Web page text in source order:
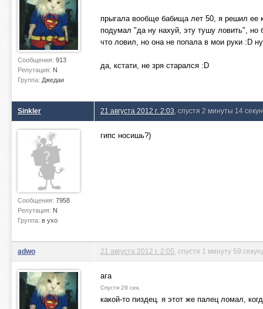
Сообщения: 913
Репутация: N
Группа: Джедаи
прыгала вообще бабища лет 50, я решил ее
подумал "да ну нахуй, эту тушу ловить", но
что ловил, но она не попала в мои руки :D
да, кстати, не зря старался :D
Sinkler
Сообщения: 7958
Репутация: N
Группа: в ухо
21 августа 2012 г. 2:03 , спустя 2 минуты 14
гипс носишь?)
adwo 21 августа 2012 г. 2:05 , спустя 1 минуту 59
ага
Спустя 29 сек.
какой-то пиздец. я этот же палец ломал,